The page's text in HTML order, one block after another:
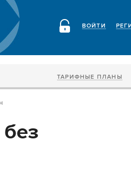
ВОЙТИ
ТАРИФНЫЕ ПЛАНЫ